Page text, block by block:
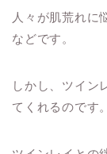
人々が肌荒れに
などです。
しかし、ツイン
てくれるのです。